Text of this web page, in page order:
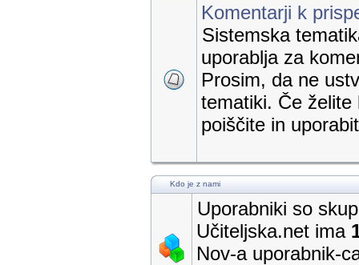
Komentarji k
Sistemska
uporablja za
Prosim, da ne
tematiki. Če želite
poiščite in
Kdo je z nami
Uporabniki so
Učiteljska.net ima
Nov-a uporabnik-